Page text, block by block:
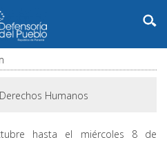
Derechos Humanos
hasta el miércoles 8 de